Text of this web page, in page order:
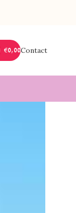
€0,00Contact